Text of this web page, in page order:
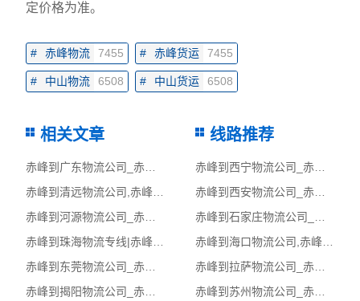
定价格为准。
# 赤峰物流 7455 # 赤峰货运 7455
# 中山物流 6508 # 中山货运 6508
相关文章
赤峰到广东物流公司_赤峰到广东货运_赤峰至广东物流专线
赤峰到清远物流公司,赤峰物流到清远,赤峰至清远物流专线
赤峰到河源物流公司_赤峰到河源货运_赤峰至河源物流专线
赤峰到珠海物流专线|赤峰至珠海货运公司
赤峰到东莞物流公司_赤峰到东莞货运_赤峰至东莞物流专线
赤峰到揭阳物流公司_赤峰到揭阳货运_赤峰至揭阳物流专线
线路推荐
赤峰到西宁物流公司_赤峰到西宁货运_赤峰至西宁物流专线
赤峰到西安物流公司_赤峰到西安货运_赤峰至西安物流专线
赤峰到石家庄物流公司_赤峰到石家庄货运_赤峰至石家庄物流专线
赤峰到海口物流公司,赤峰物流到海口,赤峰至海口物流专线
赤峰到拉萨物流公司_赤峰到拉萨货运_赤峰至拉萨物流专线
赤峰到苏州物流公司_赤峰到苏州货运_赤峰至苏州物流专线